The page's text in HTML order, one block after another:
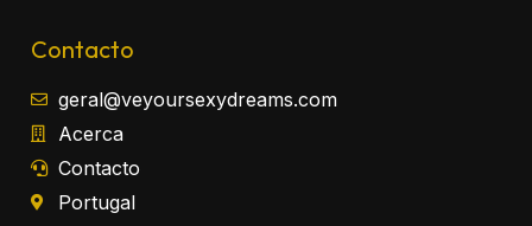
Contacto
geral@veyoursexydreams.com
Acerca
Contacto
Portugal